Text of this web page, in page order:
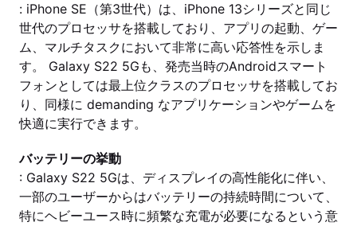
: iPhone SE（第3世代）は、iPhone 13シリーズと同じ
世代のプロセッサを搭載しており、アプリの起動、ゲー
ム、マルチタスクにおいて非常に高い応答性を示しま
す。 Galaxy S22 5Gも、発売当時のAndroidスマート
フォンとしては最上位クラスのプロセッサを搭載してお
り、同様に demanding なアプリケーションやゲームを
快適に実行できます。
バッテリーの挙動
: Galaxy S22 5Gは、ディスプレイの高性能化に伴い、
一部のユーザーからはバッテリーの持続時間について、
特にヘビーユース時に頻繁な充電が必要になるという意